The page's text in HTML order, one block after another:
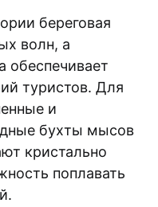
береговая
волн, а
обеспечивает
туристов. Для
и
бухты мысов
кристально
поплавать